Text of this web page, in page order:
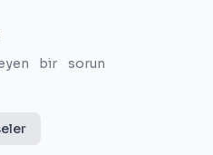
bir sorun